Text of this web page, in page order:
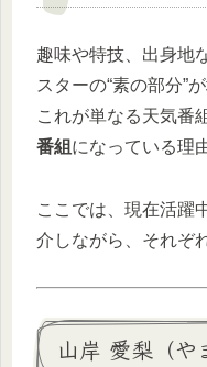
趣味や特技、出身地
スターの“素の部分”
これが単なる天気番
番組 になっている理
ここでは、現在活躍
介しながら、それぞ
山岸 愛梨（や